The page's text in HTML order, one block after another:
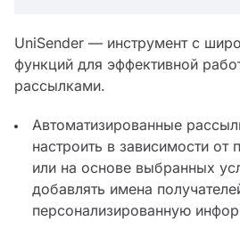
UniSender — инструмент с
функций для эффективной
рассылками.
Автоматизированные
настроить в зависимости от
или на основе выбранных
добавлять имена
персонализированную